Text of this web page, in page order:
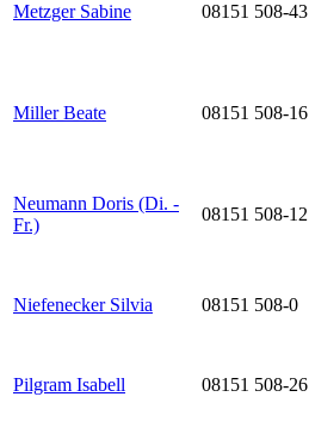
Metzger Sabine 08151 508-43
Miller Beate 08151 508-16
Neumann Doris (Di. -
Fr.)
08151 508-12
Niefenecker Silvia 08151 508-0
Pilgram Isabell 08151 508-26